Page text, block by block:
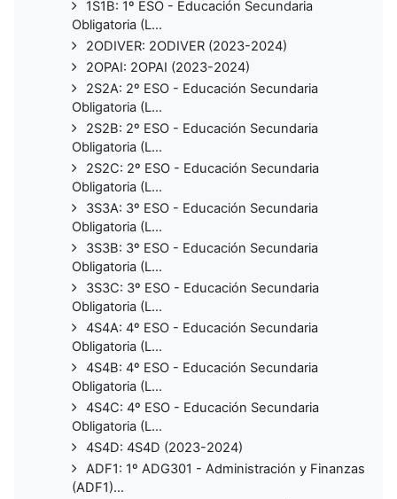
1S1B: 1º ESO - Educación Secundaria
Obligatoria (L...
2ODIVER: 2ODIVER (2023-2024)
2OPAI: 2OPAI (2023-2024)
2S2A: 2º ESO - Educación Secundaria
Obligatoria (L...
2S2B: 2º ESO - Educación Secundaria
Obligatoria (L...
2S2C: 2º ESO - Educación Secundaria
Obligatoria (L...
3S3A: 3º ESO - Educación Secundaria
Obligatoria (L...
3S3B: 3º ESO - Educación Secundaria
Obligatoria (L...
3S3C: 3º ESO - Educación Secundaria
Obligatoria (L...
4S4A: 4º ESO - Educación Secundaria
Obligatoria (L...
4S4B: 4º ESO - Educación Secundaria
Obligatoria (L...
4S4C: 4º ESO - Educación Secundaria
Obligatoria (L...
4S4D: 4S4D (2023-2024)
ADF1: 1º ADG301 - Administración y Finanzas
(ADF1)...